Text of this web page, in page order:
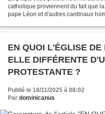
catholique proviennent du fait que
pape Léon et d'autres cardinaux
EN QUOI L'ÉGLISE
ELLE DIFFÉRENTE
PROTESTANTE ?
Publié le 18/11/2025 à 08:02
Par dominicanus